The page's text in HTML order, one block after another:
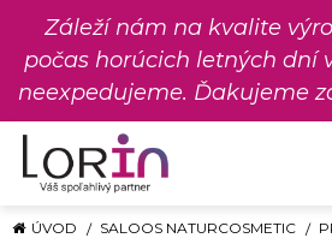
Záleží nám na kvalite
počas horúcich letných dní
neexpedujeme. Ďakujeme
ÚVOD SALOOS NATURCOSMETIC